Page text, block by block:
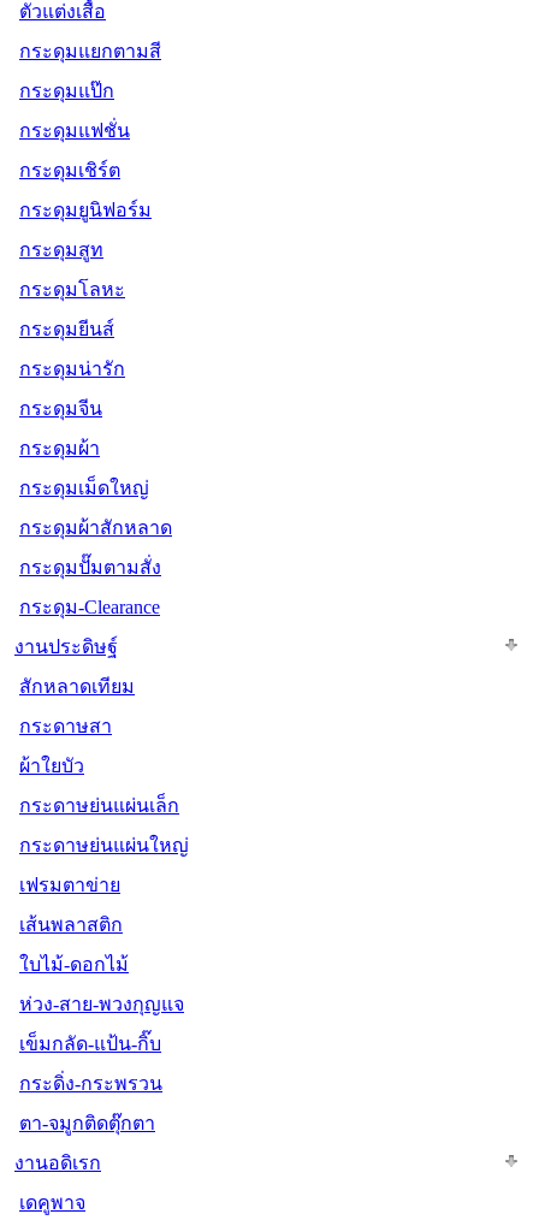
ตัวแต่งเสื้อ
กระดุมแยกตามสี
กระดุมแป๊ก
กระดุมแฟชั่น
กระดุมเชิร์ต
กระดุมยูนิฟอร์ม
กระดุมสูท
กระดุมโลหะ
กระดุมยีนส์
กระดุมน่ารัก
กระดุมจีน
กระดุมผ้า
กระดุมเม็ดใหญ่
กระดุมผ้าสักหลาด
กระดุมปั๊มตามสั่ง
กระดุม-Clearance
งานประดิษฐ์
สักหลาดเทียม
กระดาษสา
ผ้าใยบัว
กระดาษย่นแผ่นเล็ก
กระดาษย่นแผ่นใหญ่
เฟรมตาข่าย
เส้นพลาสติก
ใบไม้-ดอกไม้
ห่วง-สาย-พวงกุญแจ
เข็มกลัด-แป้น-กิ๊บ
กระดิ่ง-กระพรวน
ตา-จมูกติดตุ๊กตา
งานอดิเรก
เดคูพาจ